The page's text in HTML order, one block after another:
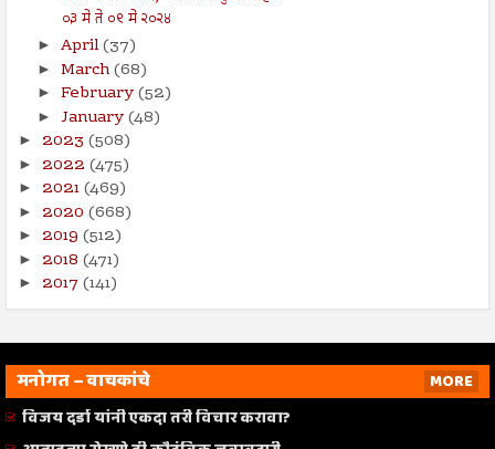
०३ मे ते ०९ मे २०२४
► April(37)
► March(68)
► February(52)
► January(48)
► 2023 (508)
► 2022 (475)
► 2021(469)
► 2020 (668)
► 2019 (512)
► 2018 (471)
► 2017 (141)
मनोगत – वाचकांचे
MORE
विजय दर्डा यांनी एकदा तरी विचार करावा?